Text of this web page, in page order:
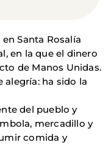
Santa Rosalía
en la que el dinero
de Manos Unidas.
alegría: ha sido la
del pueblo y
mercadillo y
comida y